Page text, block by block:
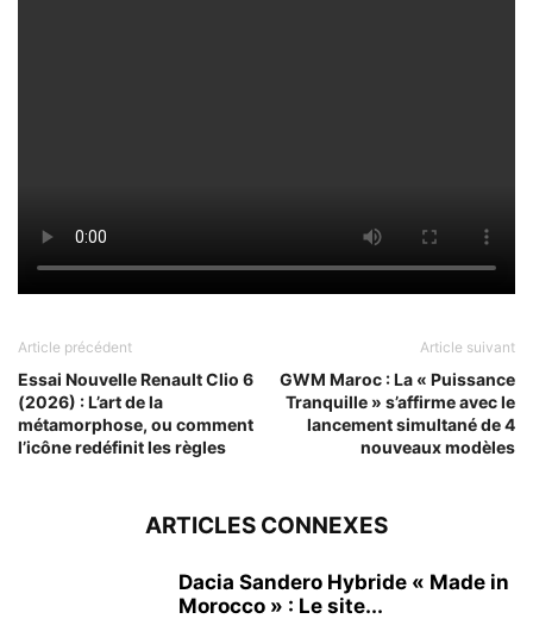
Article précédent
Essai Nouvelle Renault Clio 6
(2026) : L’art de la
métamorphose, ou comment
l’icône redéfinit les règles
Article suivant
GWM Maroc : La « Puissance
Tranquille » s’affirme avec le
lancement simultané de 4
nouveaux modèles
ARTICLES CONNEXES
Dacia Sandero Hybride « Made in
Morocco » : Le site...